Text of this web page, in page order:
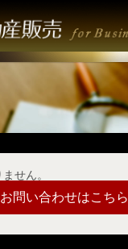
せん。
お問い合わせはこちら